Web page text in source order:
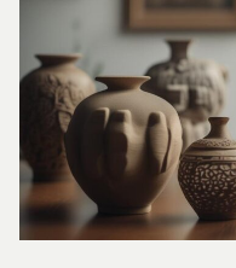
o
m